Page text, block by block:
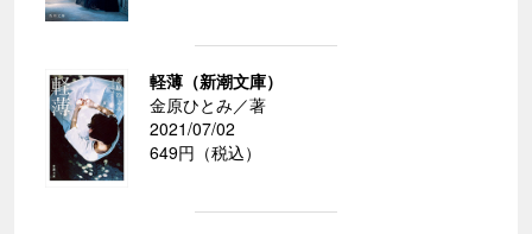
軽薄（新潮文庫）
金原ひとみ／著
2021/07/02
649円（税込）